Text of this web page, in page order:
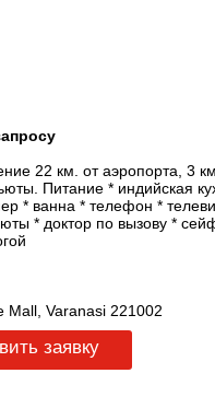
22 км. от аэропорта, 3
Питание * индийская
* ванна * телефон *
* доктор по вызову *
Mall, Varanasi 221002
заявку